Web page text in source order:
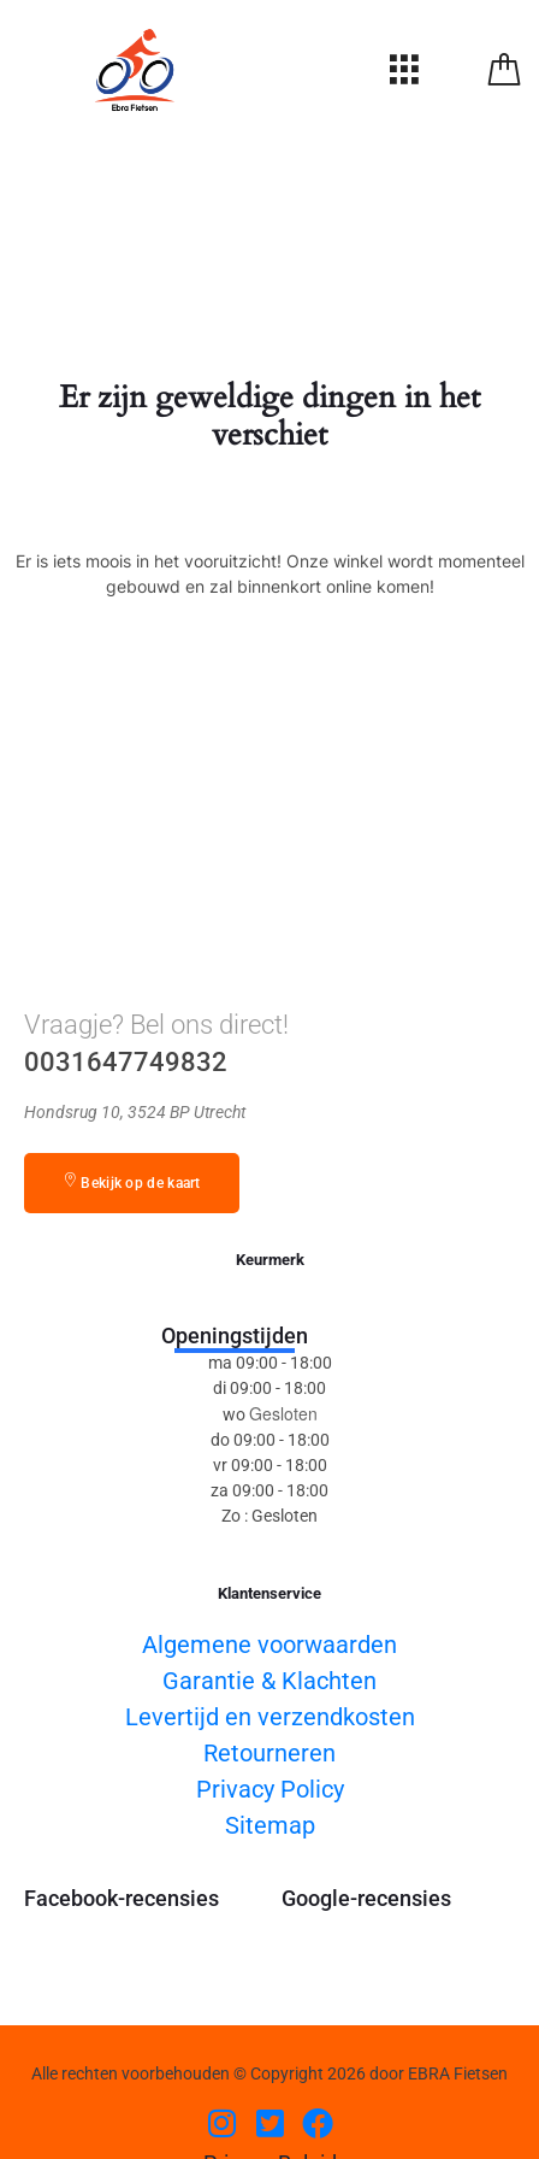
Er zijn geweldige dingen in het
verschiet
Er is iets moois in het vooruitzicht! Onze winkel wordt momenteel
gebouwd en zal binnenkort online komen!
Vraagje? Bel ons direct!
0031647749832
Hondsrug 10, 3524 BP Utrecht
Bekijk op de kaart
Keurmerk
Openingstijden
ma 09:00 - 18:00
di 09:00 - 18:00
woGesloten
do 09:00 - 18:00
vr 09:00 - 18:00
za 09:00 - 18:00
Zo : Gesloten
Klantenservice
Algemene voorwaarden
Garantie & Klachten
Levertijd en verzendkosten
Retourneren
Privacy Policy
Sitemap
Facebook-recensies Google-recensies
Alle rechten voorbehouden © Copyright 2026 door EBRA Fietsen